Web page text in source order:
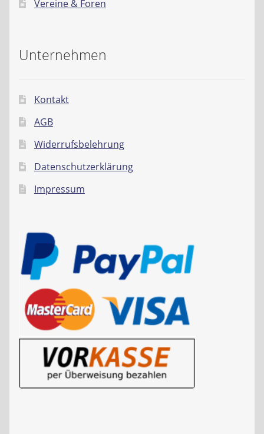
Vereine & Foren
Unternehmen
Kontakt
AGB
Widerrufsbelehrung
Datenschutzerklärung
Impressum